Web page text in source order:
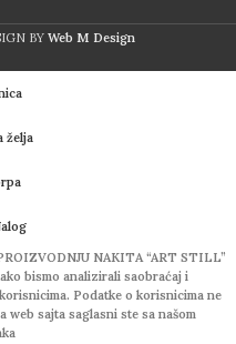
BY Web M Design
želja
NAKITA “ART STILL”
bismo analizirali saobraćaj i
Podatke o korisnicima ne
web sajta saglasni ste sa našom